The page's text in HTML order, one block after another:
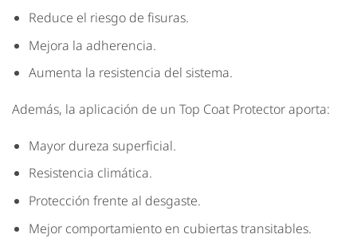
Reduce el riesgo de fisuras.
Mejora la adherencia.
Aumenta la resistencia del sistema.
Además, la aplicación de un Top Coat Protector aporta:
Mayor dureza superficial.
Resistencia climática.
Protección frente al desgaste.
Mejor comportamiento en cubiertas transitables.